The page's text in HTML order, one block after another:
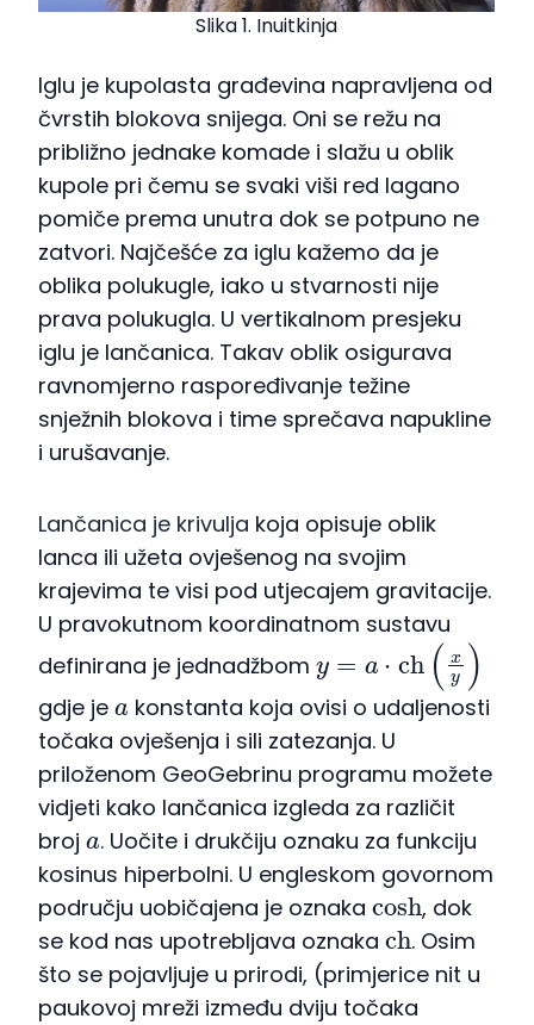
Slika 1. Inuitkinja
Iglu je kupolasta građevina napravljena od
čvrstih blokova snijega. Oni se režu na
približno jednake komade i slažu u oblik
kupole pri čemu se svaki viši red lagano
pomiče prema unutra dok se potpuno ne
zatvori. Najčešće za iglu kažemo da je
oblika polukugle, iako u stvarnosti nije
prava polukugla. U vertikalnom presjeku
iglu je lančanica. Takav oblik osigurava
ravnomjerno raspoređivanje težine
snježnih blokova i time sprečava napukline
i urušavanje.
Lančanica je krivulja koja opisuje oblik
lanca ili užeta ovješenog na svojim
krajevima te visi pod utjecajem gravitacije.
U pravokutnom koordinatnom sustavu
definirana je jednadžbom
h( xy)
gdje je
konstanta koja ovisi o udaljenosti
točaka ovješenja i sili zatezanja. U
priloženom GeoGebrinu programu možete
vidjeti kako lančanica izgleda za različit
broj
a
. Uočite i drukčiju oznaku za funkciju
kosinus hiperbolni. U engleskom govornom
području uobičajena je oznaka
cosh
, dok
se kod nas upotrebljava oznaka
ch
. Osim
što se pojavljuje u prirodi, (primjerice nit u
paukovoj mreži između dviju točaka